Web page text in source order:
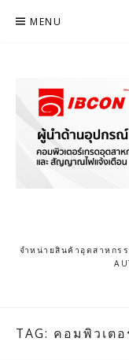
MENU
จำหน่ายสินค้าอุตสาหกร
TAG: คอมพิวเตอ